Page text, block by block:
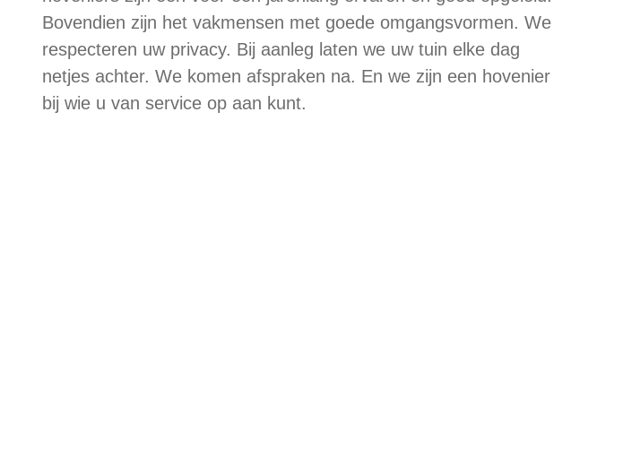
Bovendien zijn het vakmensen met goede omgangsvormen. We
respecteren uw privacy. Bij aanleg laten we uw tuin elke dag
netjes achter. We komen afspraken na. En we zijn een hovenier
bij wie u van service op aan kunt.